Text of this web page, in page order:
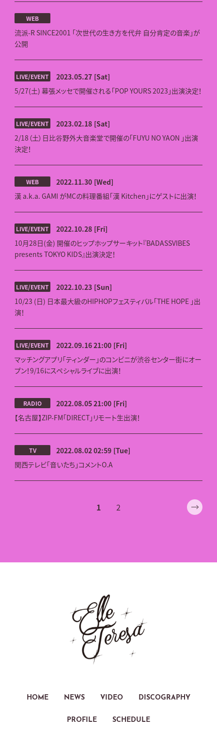
WEB
流派-R SINCE2001 「次世代の生き方を代弁 自分肯定の音楽」が
公開
LIVE/EVENT 2023.05.27 [Sat]
5/27(土) 幕張メッセで開催される「POP YOURS 2023」出演決定！
LIVE/EVENT 2023.02.18 [Sat]
2/18（土）日比谷野外大音楽堂で開催の「FUYU NO YAON 」出演
決定！
WEB 2022.11.30 [Wed]
漢 a.k.a. GAMI がMCの料理番組「漢 Kitchen」にゲストに出演！
LIVE/EVENT 2022.10.28 [Fri]
10月28日(金) 開催のヒップホップサーキット『BADASSVIBES
presents TOKYO KIDS』出演決定！
LIVE/EVENT 2022.10.23 [Sun]
10/23 (日) 日本最大級のHIPHOPフェスティバル「THE HOPE 」出
演！
LIVE/EVENT 2022.09.16 21:00 [Fri]
マッチングアプリ「ティンダー」のコンビニが渋谷センター街にオー
プン！9/16にスペシャルライブに出演！
RADIO 2022.08.05 21:00 [Fri]
【名古屋】ZIP-FM「DIRECT」リモート生出演！
TV 2022.08.02 02:59 [Tue]
関西テレビ「音いたち」コメントO.A
1 2
HOME NEWS VIDEO DISCOGRAPHY
PROFILE SCHEDULE